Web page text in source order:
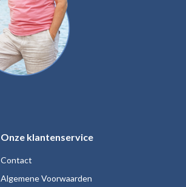
Onze klantenservice
Contact
Algemene Voorwaarden